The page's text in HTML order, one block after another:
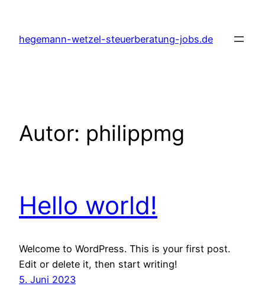
springen
hegemann-wetzel-steuerberatung-jobs.de
Autor: philippmg
Hello world!
Welcome to WordPress. This is your first post.
Edit or delete it, then start writing!
5. Juni 2023